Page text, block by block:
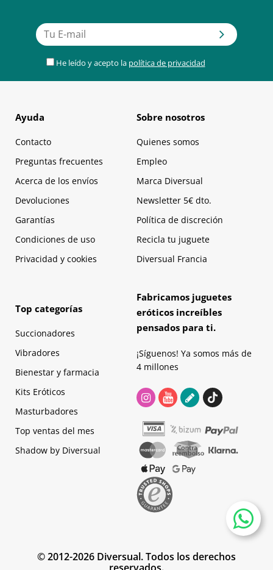
He leído y acepto la política de privacidad
Ayuda
Contacto
Preguntas frecuentes
Acerca de los envíos
Devoluciones
Garantías
Condiciones de uso
Privacidad y cookies
Sobre nosotros
Quienes somos
Empleo
Marca Diversual
Newsletter 5€ dto.
Política de discreción
Recicla tu juguete
Diversual Francia
Top categorías
Succionadores
Vibradores
Bienestar y farmacia
Kits Eróticos
Masturbadores
Top ventas del mes
Shadow by Diversual
Fabricamos juguetes
eróticos increíbles
pensados para ti.
¡Síguenos! Ya somos más de
4 millones
© 2012-2026 Diversual. Todos los derechos